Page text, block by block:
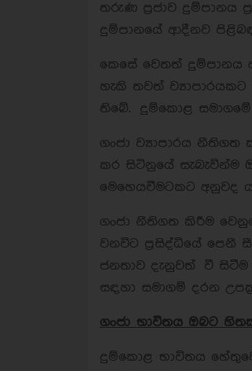
තරුණ ප්‍රජාව දුම්පානය
දුම්පානයේ ආදීනව
කෙසේ වෙතත් දුම්පානය
හැකි තවත්
තිබේ. දුම්කොළ සමාගමේ
ගංජා ව්‍යාපාරය
කර සිටිනුයේ
මෙහෙයවීමටකට අනුවද
ගංජා නීතිගත කිරීම
වනවිට ප්‍රසිද්ධියේ පෙනී
ජනතාව දැනුවත් වී සිටීම
සඳහා සමාගම් දරන
ගංජා භාවිතය ඔබට
දුම්කොළ භාවිතය